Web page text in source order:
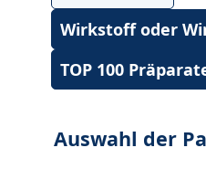
Wirkstoff oder
TOP 100
Auswahl der